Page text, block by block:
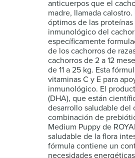
anticuerpos que el
madre, llamada
óptimos de las
inmunológico del
específicamente
de los cachorros de
cachorros de 2 a 12
de 11 a 25 kg. Esta
vitaminas C y E para
inmunológico. El
(DHA), que están
desarrollo saludable del
combinación de
Medium Puppy de
saludable de la flora
fórmula contiene un
necesidades